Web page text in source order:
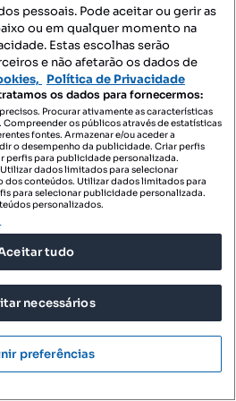
Faro
pessoais. Pode aceitar ou gerir as
ou em qualquer momento na
Estas escolhas serão
e não afetarão os dados de
Política de Privacidade
os dados para fornecermos:
Procurar ativamente as características
os públicos através de estatísticas
fontes. Armazenar e/ou aceder a
o desempenho da publicidade. Criar perfis
perfis para publicidade personalizada.
dados limitados para selecionar
dos conteúdos. Utilizar dados limitados para
para selecionar publicidade personalizada.
personalizados.
tudo
necessários
preferências